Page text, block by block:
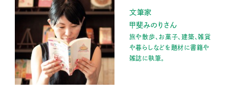
文筆家
甲斐みのりさん
旅や散歩、お菓子、建築、雑貨
や暮らしなどを題材に書籍や
雑誌に執筆。